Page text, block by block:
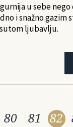
u sebe nego
i snažno gazim
ljubavlju.
80 81 82